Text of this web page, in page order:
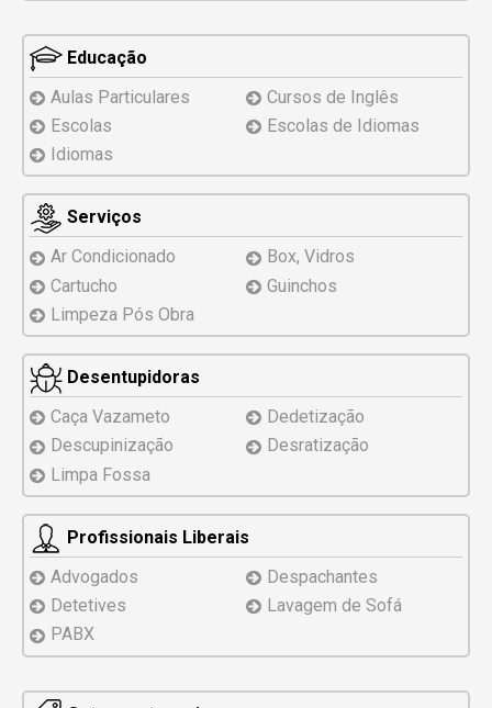
Educação
Aulas Particulares
Cursos de Inglês
Escolas
Escolas de Idiomas
Idiomas
Serviços
Ar Condicionado
Box, Vidros
Cartucho
Guinchos
Limpeza Pós Obra
Desentupidoras
Caça Vazameto
Dedetização
Descupinização
Desratização
Limpa Fossa
Profissionais Liberais
Advogados
Despachantes
Detetives
Lavagem de Sofá
PABX